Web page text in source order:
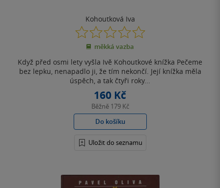
Kohoutková Iva
0.0
z
5
měkká vazba
Když před osmi lety vyšla Ivě Kohoutkové knížka Pečeme
bez lepku, nenapadlo ji, že tím nekončí. Její knížka měla
úspěch, a tak čtyři roky...
160 Kč
Běžně 179 Kč
Do košíku
Uložit do seznamu